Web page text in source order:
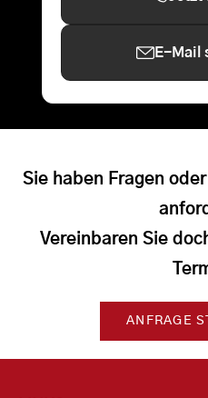
E-Mail
Sie haben Fragen
Vereinbaren Sie
ANFRAGE